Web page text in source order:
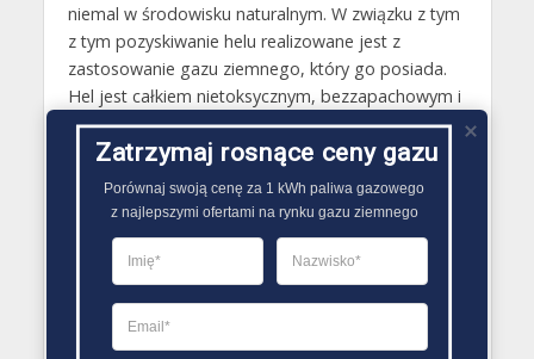
niemal w środowisku naturalnym. W związku z tym
z tym pozyskiwanie helu realizowane jest z
zastosowanie gazu ziemnego, który go posiada.
Hel jest całkiem nietoksycznym, bezzapachowym i
pozbawionym smaku gazem. Używany jest on
między innymi jako gaz nośny w chromatografii
gazowej, a także w przemyśle chłodniczym.
Najczęstsze zastosowanie helu to z kolei używanie
go do wytwarzania butli tlenowych dla
płetwonurków..
PORÓWNYWARKA OFERT GAZU
Zatrzymaj rosnące ceny gazu
Porównaj swoją cenę za 1 kWh paliwa gazowego
z najlepszymi ofertami na rynku gazu ziemnego